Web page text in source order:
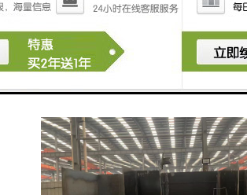
处理，减小污泥体积，便于处理和处置。
在选择污水处理设备时，需要考虑肉联厂
处理能力、运行成本及环保要求等因素。